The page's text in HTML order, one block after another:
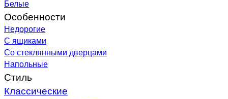
Белые
Особенности
Недорогие
С ящиками
Со стеклянными дверцами
Напольные
Стиль
Классические